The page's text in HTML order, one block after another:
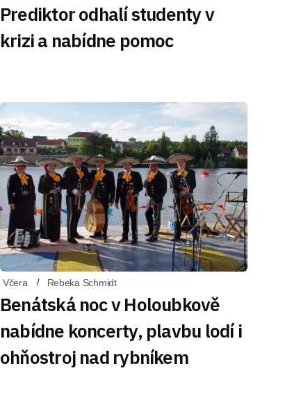
Prediktor odhalí studenty v
krizi a nabídne pomoc
Včera Rebeka Schmidt
Benátská noc v Holoubkově
nabídne koncerty, plavbu lodí i
ohňostroj nad rybníkem